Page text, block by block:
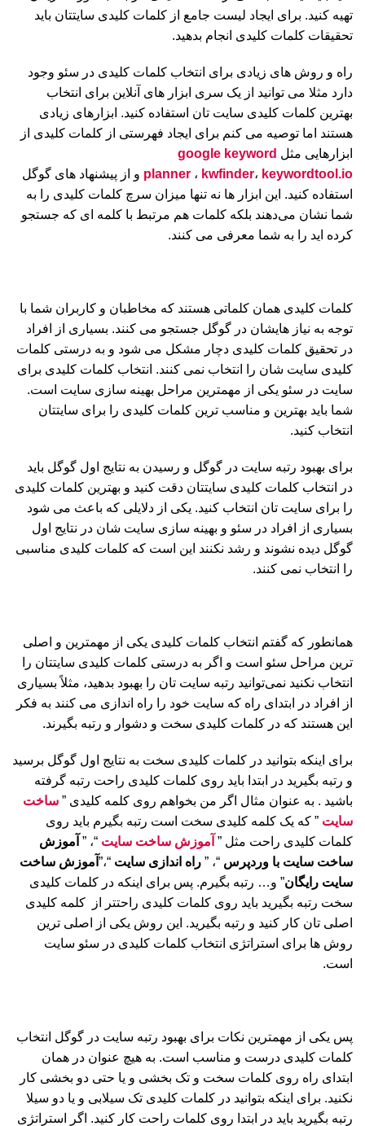
تهیه کنید. برای ایجاد لیست جامع از کلمات کلیدی سایتتان باید
تحقیقات کلمات کلیدی انجام بدهید.
راه و روش های زیادی برای انتخاب کلمات کلیدی در سئو وجود
دارد مثلا می توانید از یک سری ابزار های آنلاین برای انتخاب
بهترین کلمات کلیدی سایت تان استفاده کنید. ابزارهای زیادی
هستند اما توصیه می کنم برای ایجاد فهرستی از کلمات کلیدی از
ابزارهایی مثل google keyword
planner ، kwfinder، keywordtool.io
و از پیشنهاد های گوگل
استفاده کنید. این ابزار ها نه تنها میزان سرچ کلمات کلیدی را به
شما نشان می‌دهند بلکه کلمات هم مرتبط با کلمه ای که جستجو
کرده اید را به شما معرفی می کنند.
کلمات کلیدی همان کلماتی هستند که مخاطبان و کاربران شما با
توجه به نیاز هایشان در گوگل جستجو می کنند. بسیاری از افراد
در تحقیق کلمات کلیدی دچار مشکل می شود و به درستی کلمات
کلیدی سایت شان را انتخاب نمی کنند. انتخاب کلمات کلیدی برای
سایت در سئو یکی از مهمترین مراحل بهینه سازی سایت است.
شما باید بهترین و مناسب ترین کلمات کلیدی را برای سایتتان
انتخاب کنید.
برای بهبود رتبه سایت در گوگل و رسیدن به نتایج اول گوگل باید
در انتخاب کلمات کلیدی سایتتان دقت کنید و بهترین کلمات کلیدی
را برای سایت تان انتخاب کنید. یکی از دلایلی که باعث می شود
بسیاری از افراد در سئو و بهینه سازی سایت شان در نتایج اول
گوگل دیده نشوند و رشد نکنند این است که کلمات کلیدی مناسبی
را انتخاب نمی کنند.
همانطور که گفتم انتخاب کلمات کلیدی یکی از مهمترین و اصلی
ترین مراحل سئو است و اگر به درستی کلمات کلیدی سایتتان را
انتخاب نکنید نمی‌توانید رتبه سایت تان را بهبود بدهید، مثلاً بسیاری
از افراد در ابتدای راه که سایت خود را راه اندازی می کنند به فکر
این هستند که در کلمات کلیدی سخت و دشوار و رتبه بگیرند.
برای اینکه بتوانید در کلمات کلیدی سخت به نتایج اول گوگل برسید
و رتبه بگیرید در ابتدا باید روی کلمات کلیدی راحت رتبه گرفته
باشید . به عنوان مثال اگر من بخواهم روی کلمه کلیدی ” ساخت
سایت ” که یک کلمه کلیدی سخت است رتبه بگیرم باید روی
کلمات کلیدی راحت مثل ” آموزش ساخت سایت “، ” آموزش
ساخت سایت با وردپرس “، ” راه اندازی سایت “،” آموزش ساخت
سایت رایگان” و… رتبه بگیرم. پس برای اینکه در کلمات کلیدی
سخت رتبه بگیرید باید روی کلمات کلیدی راحتتر از کلمه کلیدی
اصلی تان کار کنید و رتبه بگیرید. این روش یکی از اصلی ترین
روش ها برای استراتژی انتخاب کلمات کلیدی در سئو سایت
است.
پس یکی از مهمترین نکات برای بهبود رتبه سایت در گوگل انتخاب
کلمات کلیدی درست و مناسب است. به هیچ عنوان در همان
ابتدای راه روی کلمات سخت و تک بخشی و یا حتی دو بخشی کار
نکنید. برای اینکه بتوانید در کلمات کلیدی تک سیلابی و یا دو سیلا
رتبه بگیرید باید در ابتدا روی کلمات راحت کار کنید. اگر استراتژی